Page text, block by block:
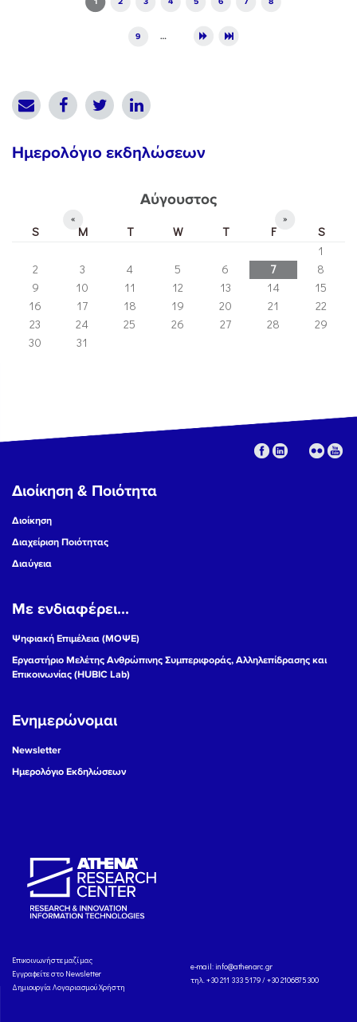
9 …
Ημερολόγιο εκδηλώσεων
Αύγουστος
« »
S M T W T F
S
1
2
3 4 5 6 7
8
9
10 11 12 13 14
15
16
17 18 19 20 21
22
23
24 25 26 27 28
29
30
31
Διοίκηση & Ποιότητα
Διοίκηση
Διαχείριση Ποιότητας
Διαύγεια
Με ενδιαφέρει...
Ψηφιακή Επιμέλεια (ΜΟΨΕ)
Εργαστήριο Μελέτης Ανθρώπινης Συμπεριφοράς, Αλληλεπίδρασης και
Επικοινωνίας (HUBIC Lab)
Ενημερώνομαι
Newsletter
Ημερολόγιο Εκδηλώσεων
Eπικοινωνήστε μαζί μας
Εγγραφείτε στο Newsletter
Δημιουργία Λογαριασμού Χρήστη
e-mail: info@athenarc.gr
τηλ. +30 211 333 5179 / +30 2106875300